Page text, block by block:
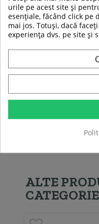
fermoar pentru
acțiune
Instalare ușoară și
TABEL DE DATE
trambulina
Fiti primul
ALTE
urile pe acest site și
esențiale, făcând click pe
mai jos. Totuși, dacă
experiența dvs. pe site și